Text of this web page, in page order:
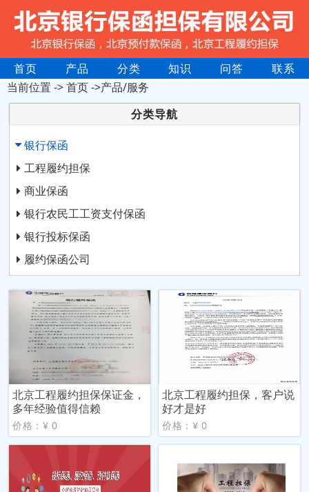
首页 产品 分类 知识 问答
联系
当前位置 ->首页->产品/服务
分类导航
银行保函
工程履约担保
商业保函
银行农民工工资支付保函
银行投标保函
履约保函公司
北京工程履约担保保证金，
多年经验值得信赖
价格：¥ 0
北京工程履约担保，客户说
好才是好
价格：¥ 0